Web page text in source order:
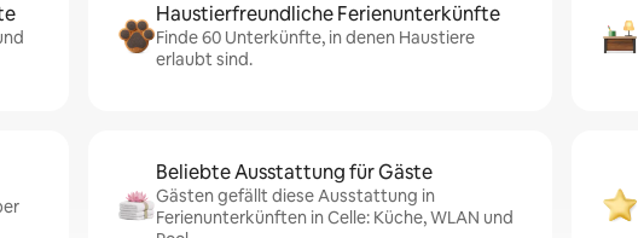
Haustierfreundliche Ferienunterkünfte
Finde 60 Unterkünfte, in denen Haustiere
erlaubt sind.
Beliebte Ausstattung für Gäste
Gästen gefällt diese Ausstattung in
Ferienunterkünften in Celle: Küche, WLAN und